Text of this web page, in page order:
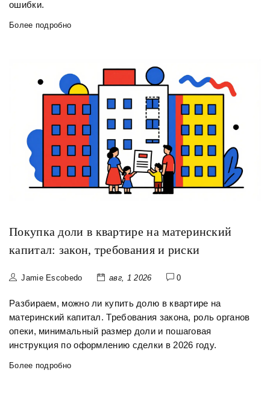
ошибки.
Более подробно
Покупка доли в квартире на материнский
капитал: закон, требования и риски
Jamie Escobedo авг, 1 2026 0
Разбираем, можно ли купить долю в квартире на
материнский капитал. Требования закона, роль органов
опеки, минимальный размер доли и пошаговая
инструкция по оформлению сделки в 2026 году.
Более подробно